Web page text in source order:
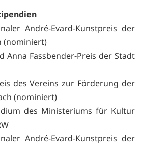
André-Evard-Kunstpreis der
(nominiert)
Anna Fassbender-Preis der Stadt
des Vereins zur Förderung der
(nominiert)
des Ministeriums für Kultur
André-Evard-Kunstpreis der